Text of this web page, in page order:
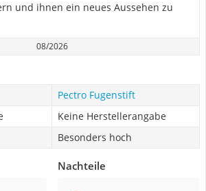
und ihnen ein neues Aussehen zu
08/2026
Pectro Fugenstift
Keine Herstellerangabe
Besonders hoch
Nachteile